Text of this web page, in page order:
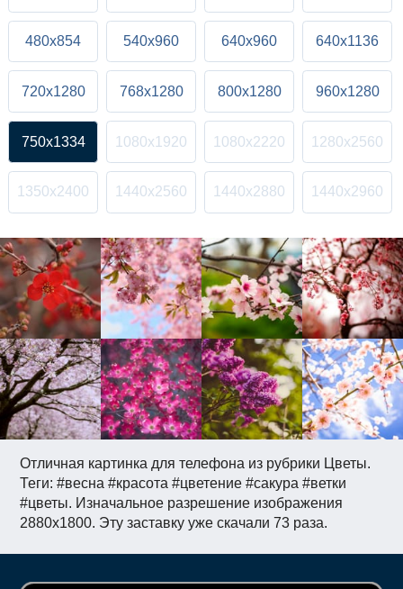
Отличная картинка для телефона из рубрики Цветы.
Теги: #весна #красота #цветение #сакура #ветки
#цветы. Изначальное разрешение изображения
2880x1800. Эту заставку уже скачали 73 раза.
480x854 540x960 640x960 640x1136
720x1280 768x1280 800x1280 960x1280
750x1334 1080x1920 1080x2220 1280x2560
1350x2400 1440x2560 1440x2880 1440x2960